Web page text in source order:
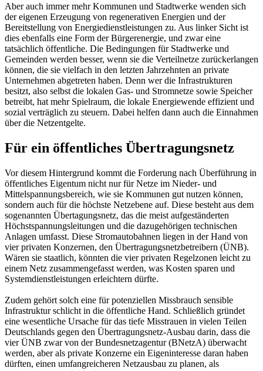
Aber auch immer mehr Kommunen und Stadtwerke wenden sich
der eigenen Erzeugung von regenerativen Energien und der
Bereitstellung von Energiedienstleistungen zu. Aus linker Sicht ist
dies ebenfalls eine Form der Bürgerenergie, und zwar eine
tatsächlich öffentliche. Die Bedingungen für Stadtwerke und
Gemeinden werden besser, wenn sie die Verteilnetze zurückerlangen
können, die sie vielfach in den letzten Jahrzehnten an private
Unternehmen abgetreten haben. Denn wer die Infrastrukturen
besitzt, also selbst die lokalen Gas- und Stromnetze sowie Speicher
betreibt, hat mehr Spielraum, die lokale Energiewende effizient und
sozial verträglich zu steuern. Dabei helfen dann auch die Einnahmen
über die Netzentgelte.
Für ein öffentliches Übertragungsnetz
Vor diesem Hintergrund kommt die Forderung nach Überführung in
öffentliches Eigentum nicht nur für Netze im Nieder- und
Mittelspannungsbereich, wie sie Kommunen gut nutzen können,
sondern auch für die höchste Netzebene auf. Diese besteht aus dem
sogenannten Übertagungsnetz, das die meist aufgeständerten
Höchstspannungsleitungen und die dazugehörigen technischen
Anlagen umfasst. Diese Stromautobahnen liegen in der Hand von
vier privaten Konzernen, den Übertragungsnetzbetreibern (ÜNB).
Wären sie staatlich, könnten die vier privaten Regelzonen leicht zu
einem Netz zusammengefasst werden, was Kosten sparen und
Systemdienstleistungen erleichtern dürfte.
Zudem gehört solch eine für potenziellen Missbrauch sensible
Infrastruktur schlicht in die öffentliche Hand. Schließlich gründet
eine wesentliche Ursache für das tiefe Misstrauen in vielen Teilen
Deutschlands gegen den Übertragungsnetz-Ausbau darin, dass die
vier ÜNB zwar von der Bundesnetzagentur (BNetzA) überwacht
werden, aber als private Konzerne ein Eigeninteresse daran haben
dürften, einen umfangreicheren Netzausbau zu planen, als